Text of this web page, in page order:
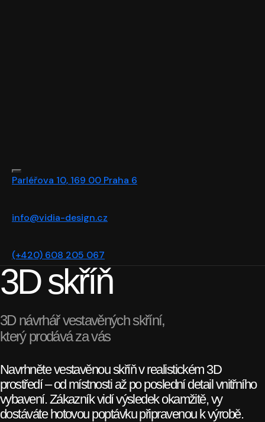
Parléřova 10, 169 00 Praha 6
info@vidia-design.cz
(+420) 608 205 067
3D skříň
3D návrhář vestavěných skříní,
který prodává za vás
Navrhněte vestavěnou skříň v realistickém 3D
prostředí – od místnosti až po poslední detail vnitřního
vybavení. Zákazník vidí výsledek okamžitě, vy
dostáváte hotovou poptávku připravenou k výrobě.